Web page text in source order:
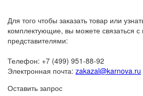
Для того чтобы заказать товар или
комплектующие, вы можете связаться
представителями:
Телефон: +7 (499) 951-88-92
Электронная почта: zakazal@karnova.ru
Оставить запрос